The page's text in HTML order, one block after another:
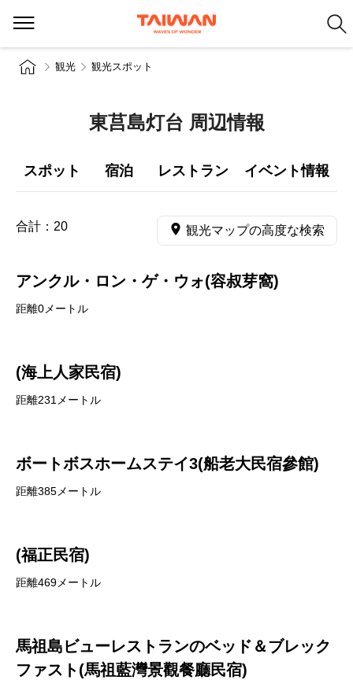
観光 観光スポット
東莒島灯台 周辺情報
スポット 宿泊 レストラン イベント情報
合計： 20 観光マップの高度な検索
アンクル・ロン・ゲ・ウォ(容叔芽窩)
距離0メートル
(海上人家民宿)
距離231メートル
ボートボスホームステイ3(船老大民宿參館)
距離385メートル
(福正民宿)
距離469メートル
馬祖島ビューレストランのベッド＆ブレック
ファスト(馬祖藍灣景觀餐廳民宿)